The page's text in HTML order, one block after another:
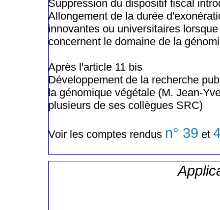
Suppression du dispositif fiscal
Allongement de la durée
innovantes ou universitaires
concernent le domaine de la
Après l'article 11 bis
Développement de la recherche
la génomique végétale (M. Jean-
plusieurs de ses collègues SRC)
Voir les comptes rendus n° 39 et